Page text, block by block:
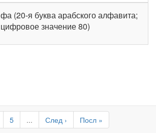
фа (20-я буква арабского алфавита;
цифровое значение 80)
5 ... След › Посл »